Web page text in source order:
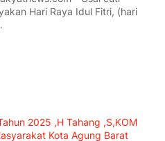
Hari Raya Idul Fitri, (hari
2025 ,H Tahang ,S,KOM
Kota Agung Barat